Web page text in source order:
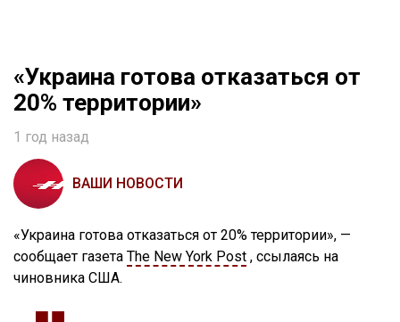
«Украина готова отказаться от
20% территории»
1 год назад
ВАШИ НОВОСТИ
«Украина готова отказаться от 20% территории», —
сообщает газета The New York Post , ссылаясь на
чиновника США.